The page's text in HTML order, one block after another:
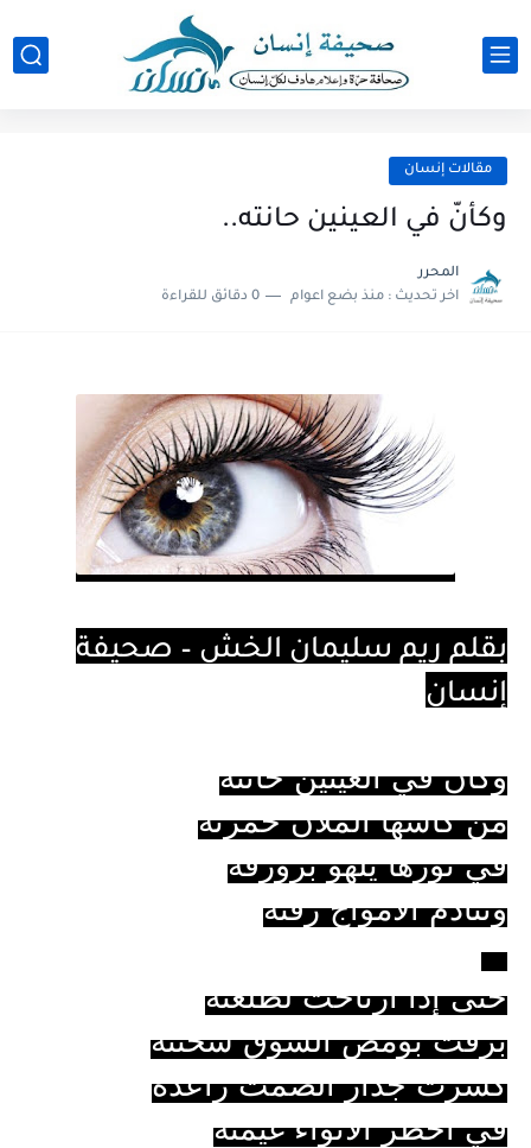
مقالات إنسان
وكأنّ في العينين حانته..
المحرر
اخر تحديث : منذ بضع اعوام 0 دقائق للقراءة
بقلم ريم سليمان الخش – صحيفة
إنسان
وكأنّ في العينين حانته
من كأسها الملآن خمرتُه
في نورها يلهو بزورقه
وتنادمُ الأمواجَ رقّته
**
حتى إذا ارتاحت لطلعته
برقت بومض الشوق سحنته
كسرت جدار الصمت راعدة
في أخطر الأنواء غيمته